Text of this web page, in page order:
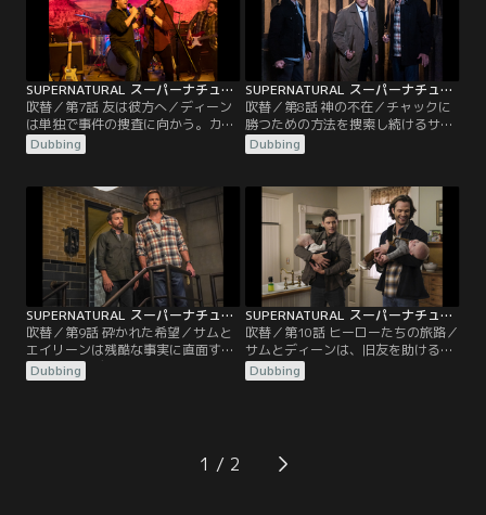
SUPERNATURAL スーパーナチュラル シーズン15 第07話／吹替
吹替／第7話 友は彼方へ／ディーン
は単独で事件の捜査に向かう。カス
ティエルは、神を探そうとしている
サムの手助けになりそうな方法を思
Dubbing
SUPERNATURAL スーパーナチュラル シーズン15 第08話／吹替
吹替／第8話 神の不在／チャックに
勝つための方法を捜索し続けるサ
ム、ディーン、カスティエル。やが
て予期せぬ場所へと導かれた彼ら
Dubbing
SUPERNATURAL スーパーナチュラル シーズン15 第09話／吹替
吹替／第9話 砕かれた希望／サムと
エイリーンは残酷な事実に直面す
る。一方でディーンとカスティエル
は、何とかしてチャックより一歩先
Dubbing
SUPERNATURAL スーパーナチュラル シーズン15 第10話／吹替
吹替／第10話 ヒーローたちの旅路／
サムとディーンは、旧友を助けるた
めに出発する。しかし、まるでつい
に運が尽きたかのように、彼ら自身
Dubbing
1